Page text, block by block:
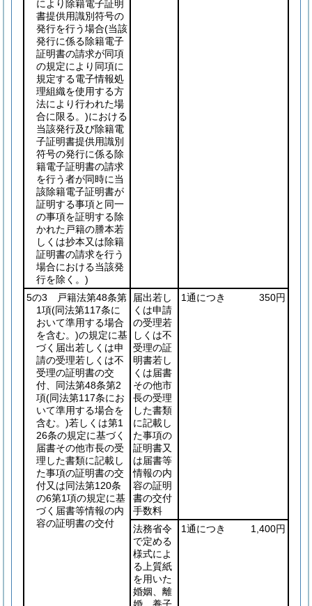
により除籍電子証明
書提供用識別符号の
発行を行う場合(当該
発行に係る除籍電子
証明書の請求が同項
の規定により同項に
規定する電子情報処
理組織を使用する方
法により行われた場
合に限る。)における
当該発行及び除籍電
子証明書提供用識別
符号の発行に係る除
籍電子証明書の請求
を行う者が同時に当
該除籍電子証明書が
証明する事項と同一
の事項を証明する除
かれた戸籍の謄本若
しくは抄本又は除籍
証明書の請求を行う
場合における当該発
行を除く。)
5の3 戸籍法第48条第
1項(同法第117条に
おいて準用する場合
を含む。)の規定に基
づく届出若しくは申
請の受理若しくは不
受理の証明書の交
付、同法第48条第2
項(同法第117条にお
いて準用する場合を
含む。)若しくは第1
26条の規定に基づく
届書その他市長の受
理した書類に記載し
た事項の証明書の交
付又は同法第120条
の6第1項の規定に基
づく届書等情報の内
容の証明書の交付
届出若し
くは申請
の受理若
しくは不
受理の証
明書若し
くは届書
その他市
長の受理
した書類
に記載し
た事項の
証明書又
は届書等
情報の内
容の証明
書の交付
手数料
1通につき 350円
法務省令
で定める
様式によ
る上質紙
を用いた
婚姻、離
1通につき 1,400円